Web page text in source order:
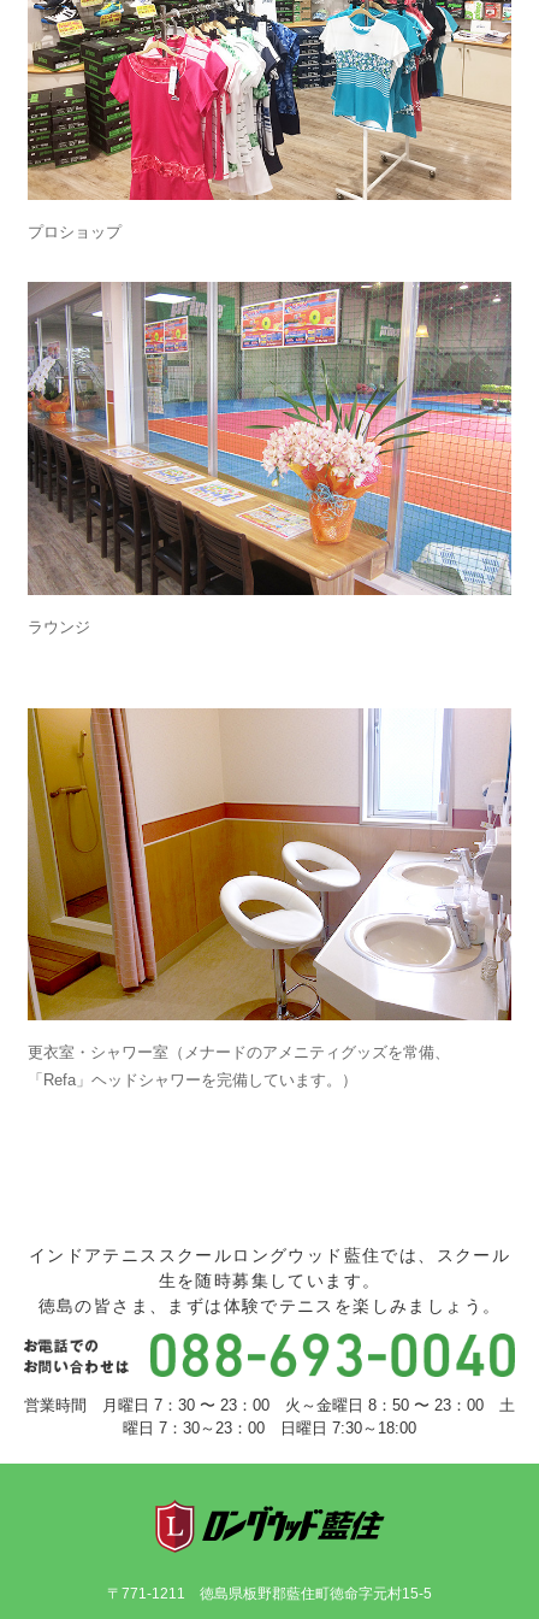
プロショップ
ラウンジ
更衣室・シャワー室（メナードのアメニティグッズを常備、
「Refa」ヘッドシャワーを完備しています。）
インドアテニススクールロングウッド藍住では、スクール
生を随時募集しています。
徳島の皆さま、まずは体験でテニスを楽しみましょう。
営業時間 月曜日 7：30 〜 23：00 火～金曜日 8：50 〜 23：00 土
曜日 7：30～23：00 日曜日 7:30～18:00
〒771-1211 徳島県板野郡藍住町徳命字元村15-5